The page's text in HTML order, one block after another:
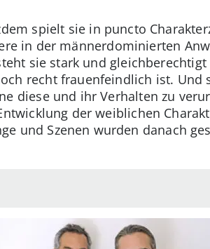
spielt sie in puncto
in der männerdominierten
sie stark und gleichberechtigt
recht frauenfeindlich ist. Und
diese und ihr Verhalten zu
der weiblichen
und Szenen wurden danach